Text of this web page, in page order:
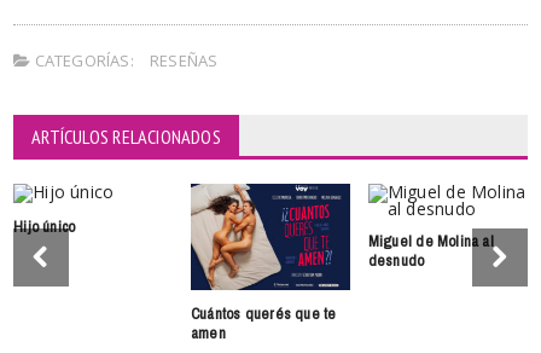
CATEGORÍAS: RESEÑAS
ARTÍCULOS RELACIONADOS
Hijo único
Cuántos querés que te
amen
Miguel de Molina al
desnudo